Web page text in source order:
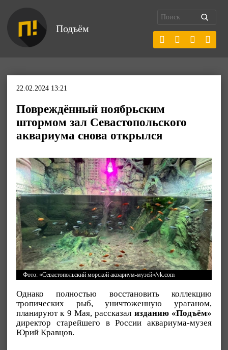
Подъём
22.02.2024 13:21
Повреждённый ноябрьским
штормом зал Севастопольского
аквариума снова открылся
Фото: «Севастопольский морской аквариум-музей»/vk.com
Однако полностью восстановить коллекцию
тропических рыб, уничтоженную ураганом,
планируют к 9 Мая, рассказал изданию «Подъём»
директор старейшего в России аквариума-музея
Юрий Кравцов.